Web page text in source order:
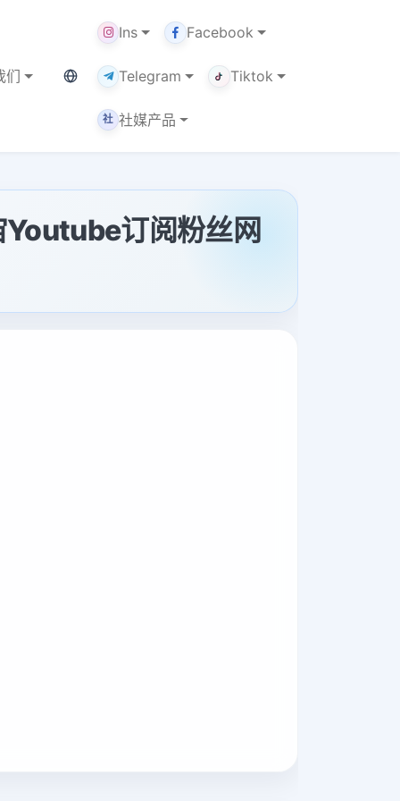
们 当前语言：中文
Ins Facebook
Telegram Tiktok
社 社媒产品
订阅粉丝网